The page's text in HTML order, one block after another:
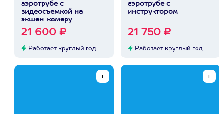
аэротрубе с
видеосъемкой на
экшен-камеру
21 600 ₽
Работает круглый год
аэротрубе с
инструктором
21 750 ₽
Работает круглый год